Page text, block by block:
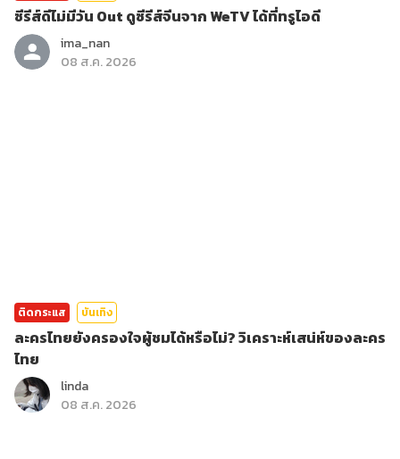
ซีรีส์ดีไม่มีวัน Out ดูซีรีส์จีนจาก WeTV ได้ที่ทรูไอดี
ima_nan
08 ส.ค. 2026
ติดกระแส บันเทิง
ละครไทยยังครองใจผู้ชมได้หรือไม่? วิเคราะห์เสน่ห์ของละคร
ไทย
linda
08 ส.ค. 2026